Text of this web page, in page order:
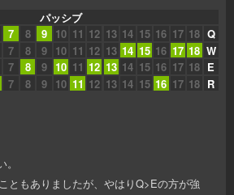
パッシブ
7 8 9 10 11 12 13 14 15 16 17 18 Q
7 8 9 10 11 12 13 14 15 16 17 18 W
7 8 9 10 11 12 13 14 15 16 17 18 E
7 8 9 10 11 12 13 14 15 16 17 18 R
ともありましたが、やはりQ>Eの方が強